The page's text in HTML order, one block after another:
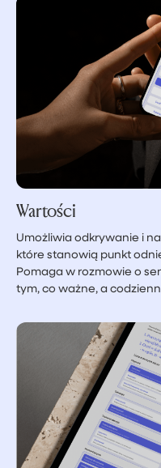
Wartości
Umożliwia odkrywanie i
które stanowią punkt
Pomaga w rozmowie o
tym, co ważne, a